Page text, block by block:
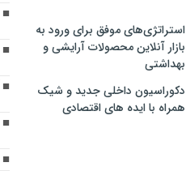
استراتژی‌های موفق برای ورود به
بازار آنلاین محصولات آرایشی و
بهداشتی
دکوراسیون داخلی جدید و شیک
همراه با ایده های اقتصادی